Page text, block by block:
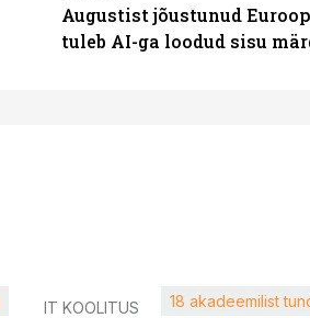
Augustist jõustunud
tuleb AI-ga loodud sisu
IT KOOLITUS 18 akadeemilist